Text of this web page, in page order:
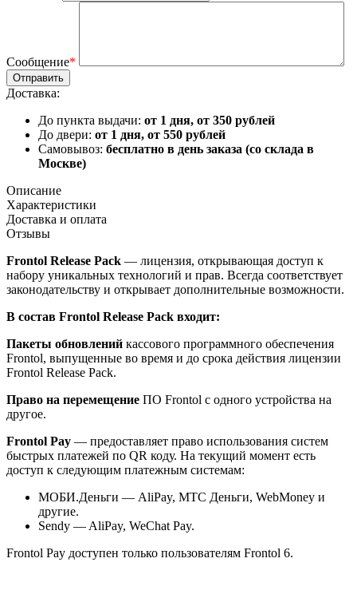
Сообщение*
Доставка:
До пункта выдачи: от 1 дня, от 350 рублей
До двери: от 1 дня, от 550 рублей
Самовывоз: бесплатно в день заказа (со склада в
Москве)
Описание
Характеристики
Доставка и оплата
Отзывы
Frontol Release Pack — лицензия, открывающая доступ к
набору уникальных технологий и прав. Всегда соответствует
законодательству и открывает дополнительные возможности.
В состав Frontol Release Pack входит:
Пакеты обновлений кассового программного обеспечения
Frontol, выпущенные во время и до срока действия лицензии
Frontol Release Pack.
Право на перемещение ПО Frontol с одного устройства на
другое.
Frontol Pay — предоставляет право использования систем
быстрых платежей по QR коду. На текущий момент есть
доступ к следующим платежным системам:
МОБИ.Деньги — AliPay, МТС Деньги, WebMoney и
другие.
Sendy — AliPay, WeChat Pay.
Frontol Pay доступен только пользователям Frontol 6.